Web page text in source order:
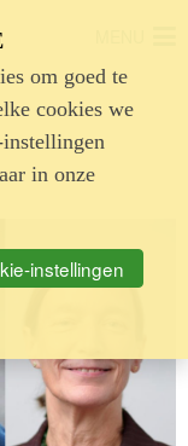
om goed te
cookies we
in onze
instellingen